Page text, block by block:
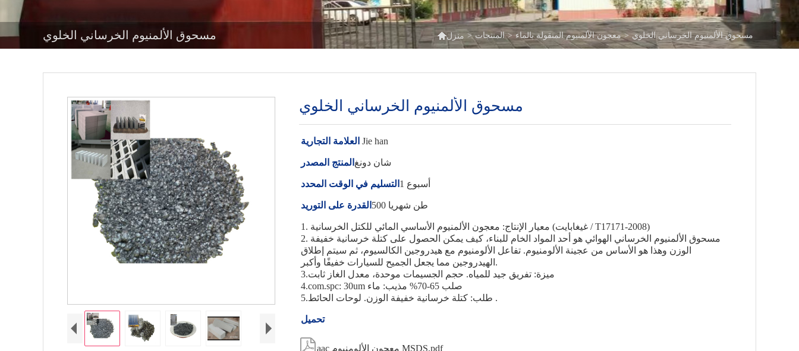
مسحوق الألمنيوم الخرساني الخلوي منزل > المنتجات > معجون الألمنيوم المنقولة بالماء > مسحوق الألمنيوم الخرساني الخلوي
مسحوق الألمنيوم الخرساني الخلوي
العلامة التجارية Jie han
المنتج المصدر شان دونغ
التسليم في الوقت المحدد أسبوع 1
القدرة على التوريد 500 طن شهريا
1. معيار الإنتاج: معجون الألمنيوم الأساسي المائي للكتل الخرسانية (غيغابايت / T17171-2008)
2. مسحوق الألمنيوم الخرساني الهوائي هو أحد المواد الخام للبناء، كيف يمكن الحصول على كتلة خرسانية خفيفة
الوزن وهذا هو الأساس من عجينة الألومنيوم. تفاعل الألومنيوم مع هيدروجين الكالسيوم، ثم سيتم إطلاق
الهيدروجين مما يجعل الجميح للسيارات خفيفًا وأكبر.
3.ميزة: تفريق جيد للمياه. حجم الجسيمات موحدة، معدل الغاز ثابت
4.com.spc: 30um صلب 65-70% مذيب: ماء
5.طلب: كتلة خرسانية خفيفة الوزن. لوحات الحائط .
تحميل
 aac معجون الألومنيوم MSDS.pdf